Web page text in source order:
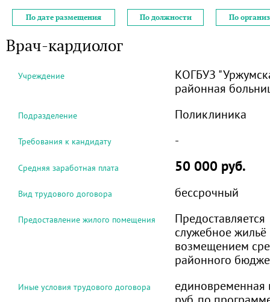
По дате размещения По должности По
Врач-кардиолог
Учреждение
КОГБУЗ
районная
Подразделение Поликлиника
Требования к кандидату -
Средняя заработная плата 50 000 руб.
Вид трудового договора бессрочный
Предоставление жилого помещения
Предоставляется
служебное
возмещением
районного
Иные условия трудового договора
единовременная